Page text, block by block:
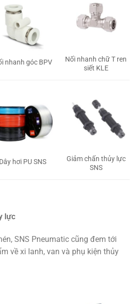
nhanh góc BPV
Nối nhanh chữ T ren
siết KLE
Dây hơi PU SNS
Giảm chấn thủy lực
SNS
lực
SNS Pneumatic cũng đem tới
về xi lanh, van và phụ kiện thủy